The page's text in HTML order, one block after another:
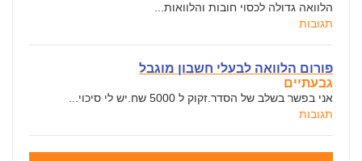
הלוואה גדולה לכסוי חובות והלוואות...
תגובות
פורום הלוואה לבעלי חשבון מוגבל
גבעתיים
אני בפשר בשלב של הסדר.זקוק ל 5000 שח.יש לי סיכוי...
תגובות